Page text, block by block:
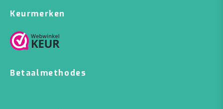
Keurmerken
Betaalmethodes